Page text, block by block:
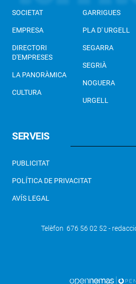
SOCIETAT
EMPRESA
DIRECTORI
D'EMPRESES
LA PANORÀMICA
CULTURA
GARRIGUES
PLA D' URGELL
SEGARRA
SEGRIÀ
NOGUERA
URGELL
SERVEIS
PUBLICITAT
POLÍTICA DE PRIVACITAT
AVÍS LEGAL
Telèfon 676 56 02 52 -